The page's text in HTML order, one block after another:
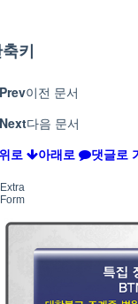
키
Prev이전 문서
Next다음 문서
로
아래로 댓글로
Extra
Form